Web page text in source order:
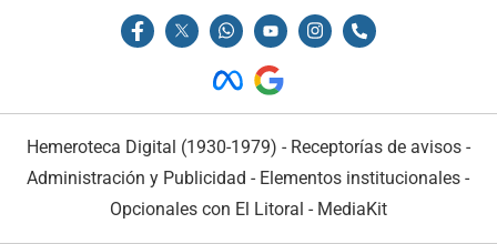
Hemeroteca Digital (1930-1979) - Receptorías de avisos -
Administración y Publicidad - Elementos institucionales -
Opcionales con El Litoral - MediaKit